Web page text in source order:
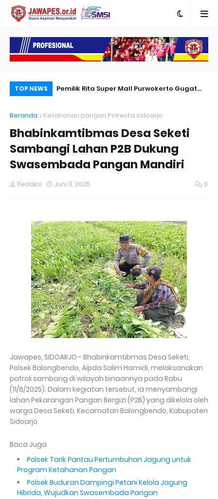
TOP NEWS
Peradapan
Pemilik Rita Super Mall Purwokerto Gugat
Beranda Ketahanan pangan Polresta sidoarjo
Bhabinkamtibmas Desa Seketi
Sambangi Lahan P2B Dukung
Swasembada Pangan Mandiri
Redaksi Juni 11, 2025 0
Jawapes, SIDOARJO - Bhabinkamtibmas Desa Seketi,
Polsek Balongbendo, Aipda Salim Hamidi, melaksanakan
patroli sambang di wilayah binaannya pada Rabu
(11/6/2025). Dalam kegiatan tersebut, ia menyambangi
lahan Pekarangan Pangan Bergizi (P2B) yang dikelola oleh
warga Desa Seketi, Kecamatan Balongbendo, Kabupaten
Sidoarjo.
Baca Juga
Polsek Tarik Pantau Pertumbuhan Jagung untuk
Program Ketahanan Pangan
Polsek Buduran Dampingi Petani Kelola Jagung
Hibrida, Wujudkan Swasembada Pangan